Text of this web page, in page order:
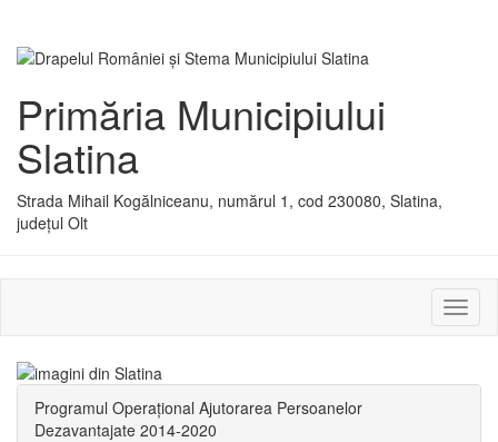
Primăria Municipiului
Slatina
Strada Mihail Kogălniceanu, numărul 1, cod 230080, Slatina,
județul Olt
sau
Programul Operațional Ajutorarea Persoanelor
Dezavantajate 2014-2020